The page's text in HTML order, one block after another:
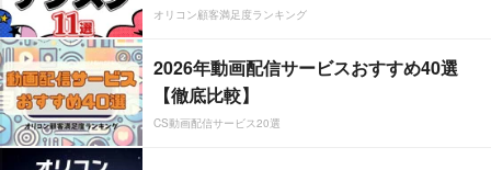
オリコン顧客満足度ランキング
2026年動画配信サービスおすすめ40選
【徹底比較】
CS動画配信サービス20選